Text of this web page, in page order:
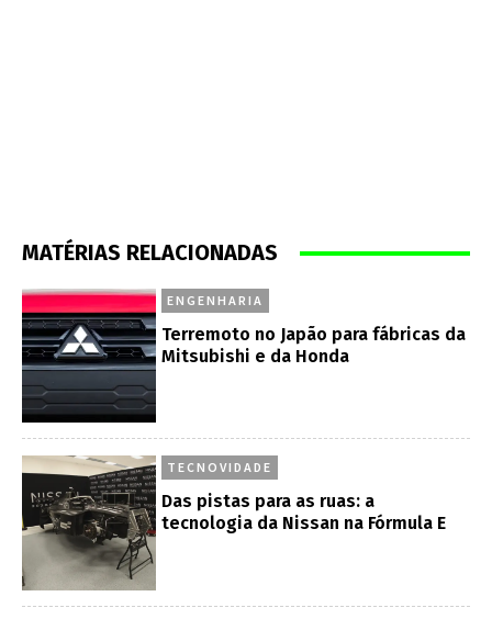
MATÉRIAS RELACIONADAS
ENGENHARIA
Terremoto no Japão para fábricas da
Mitsubishi e da Honda
TECNOVIDADE
Das pistas para as ruas: a
tecnologia da Nissan na Fórmula E